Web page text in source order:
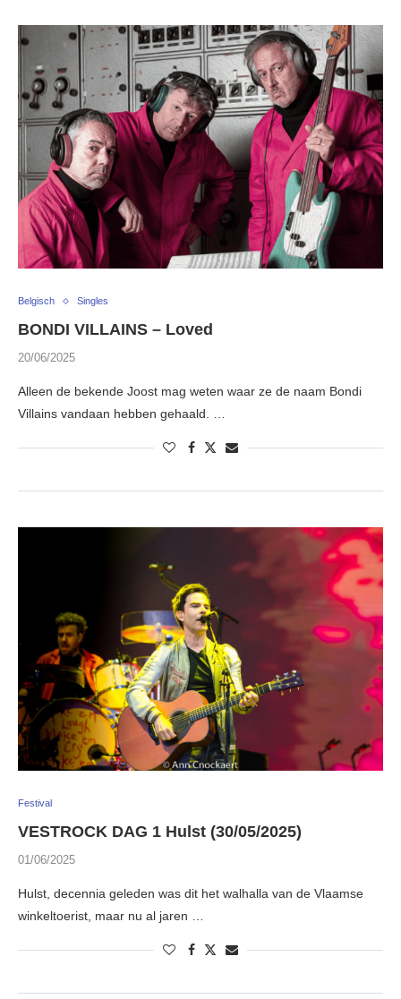
Belgisch Singles
BONDI VILLAINS – Loved
20/06/2025
Alleen de bekende Joost mag weten waar ze de naam Bondi
Villains vandaan hebben gehaald. …
Festival
VESTROCK DAG 1 Hulst (30/05/2025)
01/06/2025
Hulst, decennia geleden was dit het walhalla van de Vlaamse
winkeltoerist, maar nu al jaren …